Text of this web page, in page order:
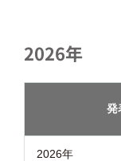
2026年
発
2026年